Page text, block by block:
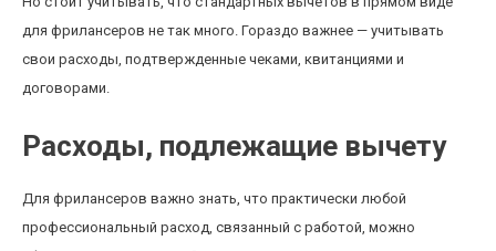
для фрилансеров не так много. Гораздо важнее — учитывать
свои расходы, подтвержденные чеками, квитанциями и
договорами.
Расходы, подлежащие вычету
Для фрилансеров важно знать, что практически любой
профессиональный расход, связанный с работой, можно